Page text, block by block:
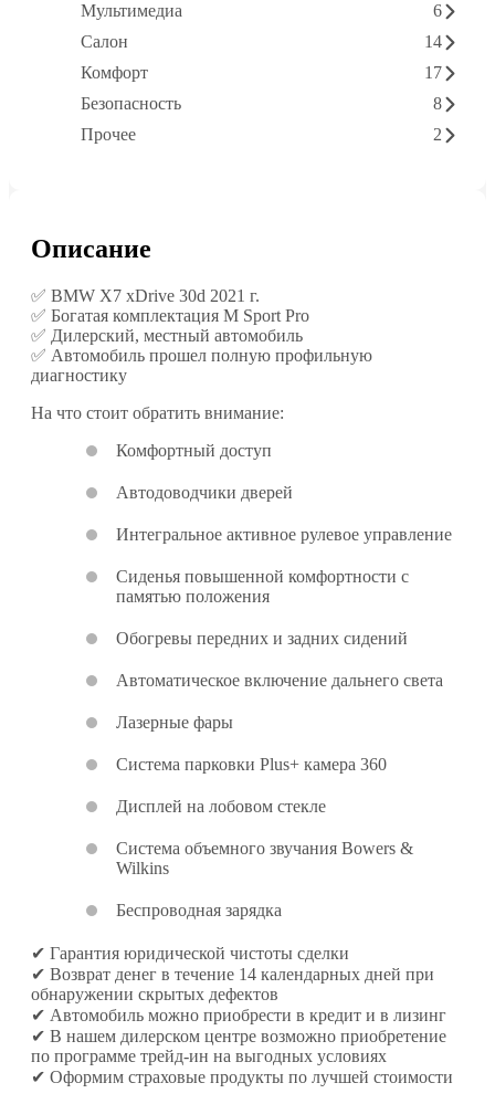
Мультимедиа
6
Салон
14
Комфорт
17
Безопасность
8
Прочее
2
Описание
✅ BMW X7 xDrive 30d 2021 г.
✅ Богатая комплектация M Sport Pro
✅ Дилерский, местный автомобиль
✅ Автомобиль прошел полную профильную
диагностику
На что стоит обратить внимание:
Комфортный доступ
Автодоводчики дверей
Интегральное активное рулевое управление
Сиденья повышенной комфортности с
памятью положения
Обогревы передних и задних сидений
Автоматическое включение дальнего света
Лазерные фары
Система парковки Plus+ камера 360
Дисплей на лобовом стекле
Система объемного звучания Bowers &
Wilkins
Беспроводная зарядка
✔ Гарантия юридической чистоты сделки
✔ Возврат денег в течение 14 календарных дней при
обнаружении скрытых дефектов
✔ Автомобиль можно приобрести в кредит и в лизинг
✔ В нашем дилерском центре возможно приобретение
по программе трейд-ин на выгодных условиях
✔ Оформим страховые продукты по лучшей стоимости